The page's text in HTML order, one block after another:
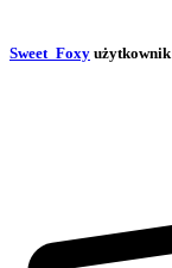
Sweet_Foxy użytkownik